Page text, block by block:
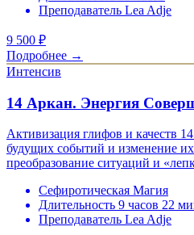
Преподаватель Lea Adje
9 500 ₽
Подробнее →
Интенсив
14 Аркан. Энергия
Активизация глифов и качеств
будущих событий и изменение их
преобразование ситуаций и
Сефиротическая Магия
Длительность 9 часов 22
Преподаватель Lea Adje